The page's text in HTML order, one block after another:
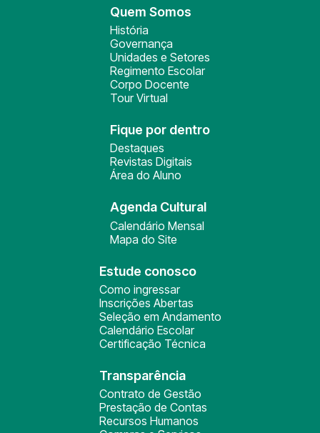
Quem Somos
História
Governança
Unidades e Setores
Regimento Escolar
Corpo Docente
Tour Virtual
Fique por dentro
Destaques
Revistas Digitais
Área do Aluno
Agenda Cultural
Calendário Mensal
Mapa do Site
Estude conosco
Como ingressar
Inscrições Abertas
Seleção em Andamento
Calendário Escolar
Certificação Técnica
Transparência
Contrato de Gestão
Prestação de Contas
Recursos Humanos